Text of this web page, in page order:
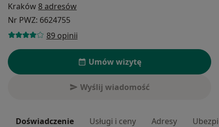
Kraków 8 adresów
Nr PWZ: 6624755
89 opinii
Umów wizytę
Wyślij wiadomość
Doświadczenie Usługi i ceny Adresy